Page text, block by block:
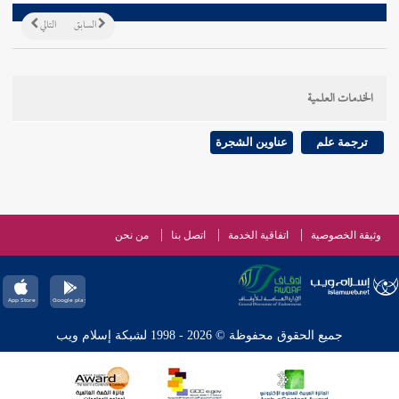
التالي السابق
الخدمات العلمية
ترجمة علم عناوين الشجرة
وثيقة الخصوصية اتفاقية الخدمة اتصل بنا من نحن
جميع الحقوق محفوظة © 2026 - 1998 لشبكة إسلام ويب